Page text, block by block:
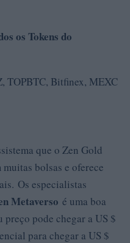
os Tokens do
TOPBTC, Bitfinex, MEXC
que o Zen Gold
bolsas e oferece
Os especialistas
Metaverso é uma boa
pode chegar a US $
para chegar a US $